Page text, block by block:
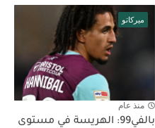
ميركاتو
منذ عام
بالفي99: الهريسة في مستوى